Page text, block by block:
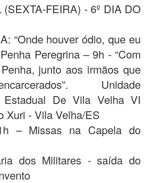
FEIRA) - 6º DIA DO
“Onde houver ódio, que eu
Peregrina – 9h - “Com
junto aos irmãos que
Unidade
Estadual De Vila Velha VI
Xuri - Vila Velha/ES
– Missas na Capela do
dos Militares - saída do